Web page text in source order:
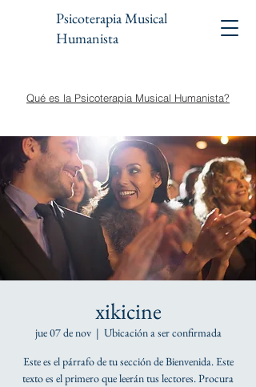
Psicoterapia Musical
Humanista
Qué es la Psicoterapia Musical Humanista?
xikicine
jue 07 de nov
  |
Ubicación a ser confirmada
Este es el párrafo de tu sección de Bienvenida. Este
texto es el primero que leerán tus lectores. Procura